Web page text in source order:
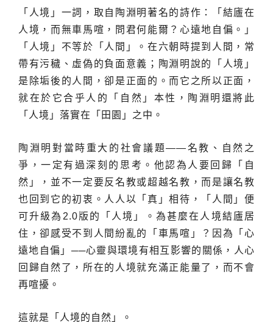
「人境」一詞，取自陶淵明著名的詩作：「結廬在
人境，而無車馬喧，問君何能爾？心遠地自偏。」
「人境」不等於「人間」。在六朝時提到人間，常
帶有污穢、虛偽的負面意義；陶淵明說的「人境」
是除垢後的人間，卻是正面的。而它之所以正面，
就在於它合乎人的「自然」本性，陶淵明還將此
「人境」落實在「田園」之中。
陶淵明對當時重大的社會議題——名教、自然之
爭，一定有過深刻的思考。他認為人要回歸「自
然」，並不一定要反名教或超越名教，而是讓名教
也回到它的初衷。人人以「真」相待，「人間」便
可升級為2.0版的「人境」。為甚麼在人境結廬居
住，卻感受不到人間紛亂的「車馬喧」？因為「心
遠地自偏」──心靈與環境有相互影響的關係，人心
回歸自然了，所在的人境就充滿正能量了，而不會
再喧擾。
這就是「人境的自然」。